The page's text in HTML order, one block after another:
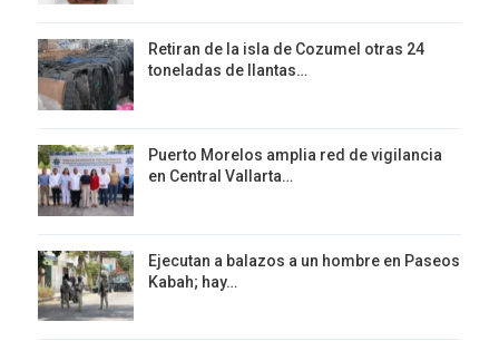
Retiran de la isla de Cozumel otras 24
toneladas de llantas…
Puerto Morelos amplia red de vigilancia
en Central Vallarta…
Ejecutan a balazos a un hombre en Paseos
Kabah; hay…